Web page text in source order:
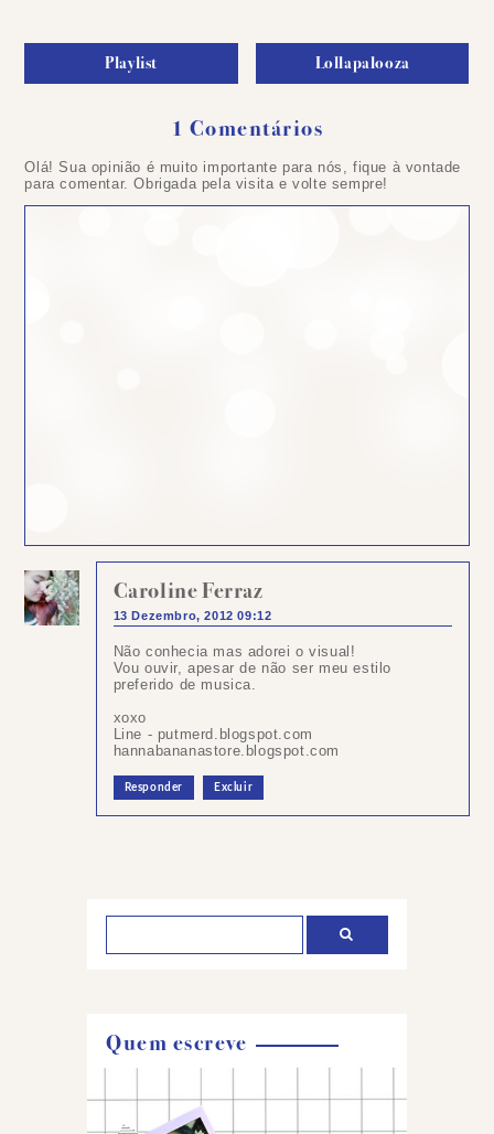
Playlist Lollapalooza
1 Comentários
Olá! Sua opinião é muito importante para nós, fique à vontade
para comentar. Obrigada pela visita e volte sempre!
Caroline Ferraz
13 Dezembro, 2012 09:12
Não conhecia mas adorei o visual!
Vou ouvir, apesar de não ser meu estilo
preferido de musica.
xoxo
Line - putmerd.blogspot.com
hannabananastore.blogspot.com
Responder Excluir
Quem escreve